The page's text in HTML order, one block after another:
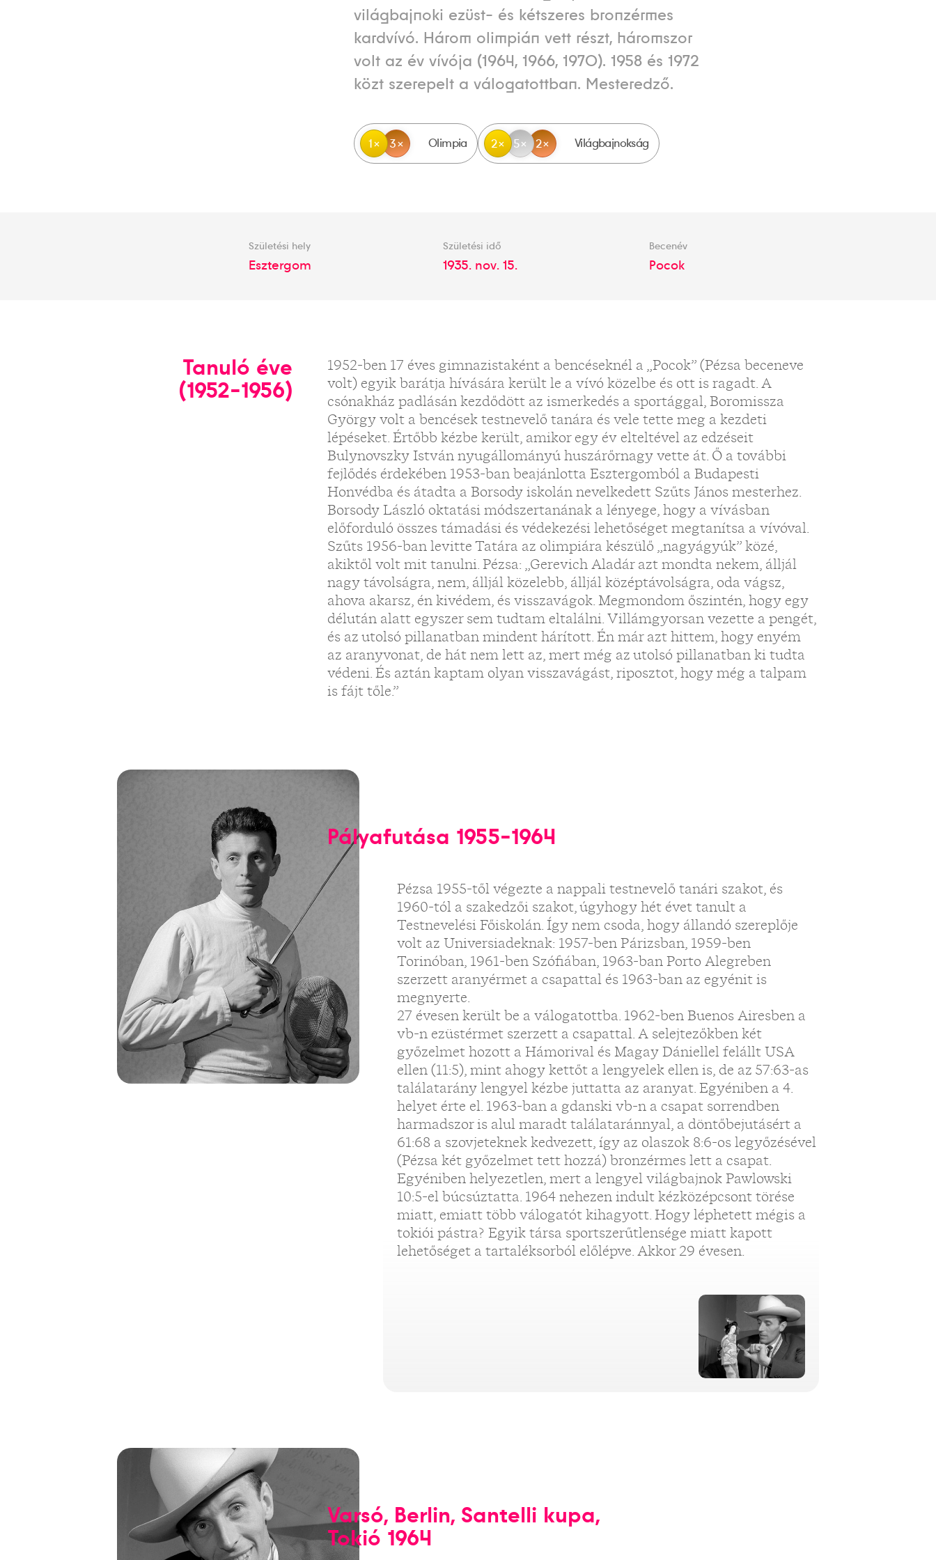
világbajnoki ezüst- és kétszeres bronzérmes
kardvívó. Három olimpián vett részt, háromszor
volt az év vívója (1964, 1966, 1970). 1958 és 1972
közt szerepelt a válogatottban. Mesteredző.
1 3 Olimpia 2 5 2 Világbajnokság
Születési hely
Esztergom
Születési idő
1935. nov. 15.
Becenév
Pocok
Tanuló éve
(1952-1956)
1952-ben 17 éves gimnazistaként a bencéseknél a „Pocok” (Pézsa beceneve
volt) egyik barátja hívására került le a vívó közelbe és ott is ragadt. A
csónakház padlásán kezdődött az ismerkedés a sportággal, Boromissza
György volt a bencések testnevelő tanára és vele tette meg a kezdeti
lépéseket. Értőbb kézbe került, amikor egy év elteltével az edzéseit
Bulynovszky István nyugállományú huszárőrnagy vette át. Ő a további
fejlődés érdekében 1953-ban beajánlotta Esztergomból a Budapesti
Honvédba és átadta a Borsody iskolán nevelkedett Szűts János mesterhez.
Borsody László oktatási módszertanának a lényege, hogy a vívásban
előforduló összes támadási és védekezési lehetőséget megtanítsa a vívóval.
Szűts 1956-ban levitte Tatára az olimpiára készülő „nagyágyúk” közé,
akiktől volt mit tanulni. Pézsa: „Gerevich Aladár azt mondta nekem, álljál
nagy távolságra, nem, álljál közelebb, álljál középtávolságra, oda vágsz,
ahova akarsz, én kivédem, és visszavágok. Megmondom őszintén, hogy egy
délután alatt egyszer sem tudtam eltalálni. Villámgyorsan vezette a pengét,
és az utolsó pillanatban mindent hárított. Én már azt hittem, hogy enyém
az aranyvonat, de hát nem lett az, mert még az utolsó pillanatban ki tudta
védeni. És aztán kaptam olyan visszavágást, riposztot, hogy még a talpam
is fájt tőle.”
Pályafutása 1955-1964
Pézsa 1955-től végezte a nappali testnevelő tanári szakot, és
1960-tól a szakedzői szakot, úgyhogy hét évet tanult a
Testnevelési Főiskolán. Így nem csoda, hogy állandó szereplője
volt az Universiadeknak: 1957-ben Párizsban, 1959-ben
Torinóban, 1961-ben Szófiában, 1963-ban Porto Alegreben
szerzett aranyérmet a csapattal és 1963-ban az egyénit is
megnyerte.
27 évesen került be a válogatottba. 1962-ben Buenos Airesben a
vb-n ezüstérmet szerzett a csapattal. A selejtezőkben két
győzelmet hozott a Hámorival és Magay Dániellel felállt USA
ellen (11:5), mint ahogy kettőt a lengyelek ellen is, de az 57:63-as
találatarány lengyel kézbe juttatta az aranyat. Egyéniben a 4.
helyet érte el. 1963-ban a gdanski vb-n a csapat sorrendben
harmadszor is alul maradt találataránnyal, a döntőbejutásért a
61:68 a szovjeteknek kedvezett, így az olaszok 8:6-os legyőzésével
(Pézsa két győzelmet tett hozzá) bronzérmes lett a csapat.
Egyéniben helyezetlen, mert a lengyel világbajnok Pawlowski
10:5-el búcsúztatta. 1964 nehezen indult kézközépcsont törése
miatt, emiatt több válogatót kihagyott. Hogy léphetett mégis a
tokiói pástra? Egyik társa sportszerűtlensége miatt kapott
lehetőséget a tartaléksorból előlépve. Akkor 29 évesen.
Varsó, Berlin, Santelli kupa,
Tokió 1964